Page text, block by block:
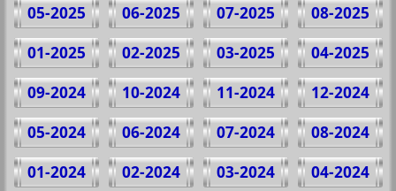
08-2025
07-2025
06-2025
05-2025
04-2025
03-2025
02-2025
01-2025
12-2024
11-2024
10-2024
09-2024
08-2024
07-2024
06-2024
05-2024
04-2024
03-2024
02-2024
01-2024